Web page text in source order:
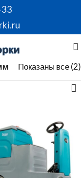
Показаны все (2)